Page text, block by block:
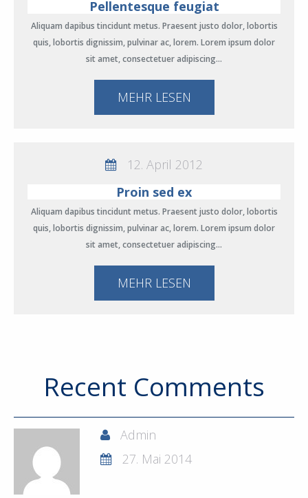
Pellentesque feugiat
Aliquam dapibus tincidunt metus. Praesent justo dolor, lobortis
quis, lobortis dignissim, pulvinar ac, lorem. Lorem ipsum dolor
sit amet, consectetuer adipiscing…
MEHR LESEN
12. April 2012
Proin sed ex
Aliquam dapibus tincidunt metus. Praesent justo dolor, lobortis
quis, lobortis dignissim, pulvinar ac, lorem. Lorem ipsum dolor
sit amet, consectetuer adipiscing…
MEHR LESEN
Recent Comments
Admin
27. Mai 2014